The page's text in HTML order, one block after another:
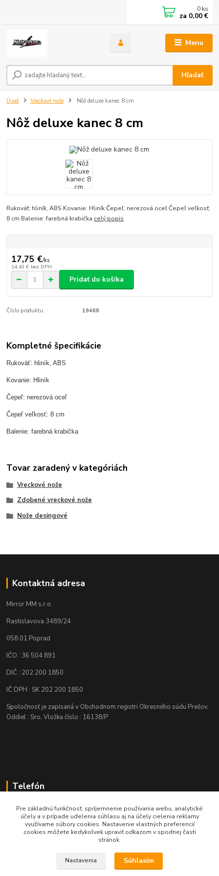
Menu
Hľadať
0 ks
za 0,00 €
Úvod Vreckové nože Nôž deluxe kanec 8 cm
Nôž deluxe kanec 8 cm
Rukoväť: hliník, ABS Kovanie: Hliník Čepeľ: nerezová oceľ Čepeľ veľkosť:
8 cm Balenie: farebná krabička celý popis
17,75 €/ks
14,43 € bez DPH
Pridať do košíka
Číslo produktu: 19468
Kompletné špecifikácie
Rukoväť: hliník, ABS
Kovanie: Hliník
Čepeľ: nerezová oceľ
Čepeľ veľkosť: 8 cm
Balenie: farebná krabička
Tovar zaradený v kategóriách
Vreckové nože
Zdobené vreckové nože
Nože desingové
Kontaktná adresa
Mirror MM s.r.o.
Rastislavova 3489/24
058 01 Poprad
IČO : 36 504 891
DIČ : 202 200 1850
IČ DPH : SK 202 200 1850
Spoločnosť je zapísaná v Obchodnom registri Okresného súdu Prešov,
Oddiel : Sro, Vložka číslo : 16138/P
Telefón
+421 905 622 625
obchod@nozeplus.sk
Pre základnú funkčnosť, spríjemnenie používania webu, analytické
účely a v prípade udelenia súhlasu aj na účely cielenia reklamy
využívame súbory cookies. Nastavenie vlastných preferencií
cookies môžete kedykoľvek upraviť odkazom v spodnej časti
stránok.
Nastavenia Súhlasím